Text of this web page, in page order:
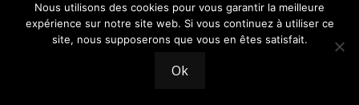
bien compris !
Toujours dans la sobriété, l’intérieur de cette
en tissu beige
Nous utilisons des cookies pour vous garantir la meilleure
expérience sur notre site web. Si vous continuez à utiliser ce
site, nous supposerons que vous en êtes satisfait.
Ok